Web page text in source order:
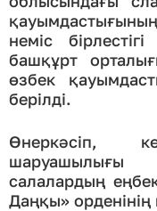
неміс
башқұрт
өзбек
берілді.
Өнеркәсіп,
шаруашылығы
салалардың
Даңқы» орденінің